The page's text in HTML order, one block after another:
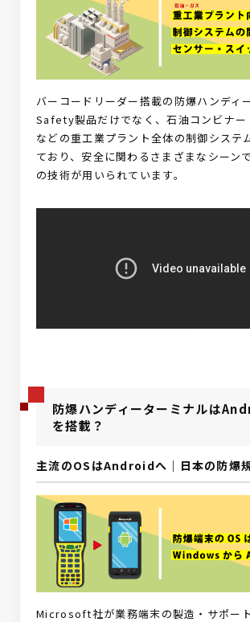
バーコードリーダー搭載の防爆ハンディ
Safety製品だけでなく、石油コンビナー
などの重工業プラント全体の制御システ
ており、安全に関わるさまざまなシーン
の技術が用いられています。
防爆ハンディーターミナルは
を搭載？
主流のOSはAndroidへ｜日本の防爆
Microsoft社が業務端末の製造・サポー